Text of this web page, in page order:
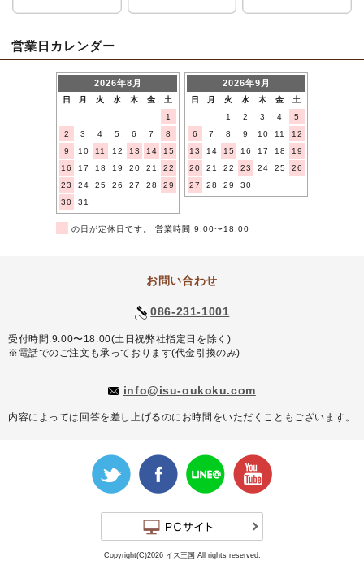
営業日カレンダー
2026年8月
日 月 火 水 木 金
土
1
2
3 4 5 6 7
8
9
10 11 12 13 14
15
16
17 18 19 20 21
22
23
24 25 26 27 28
29
30
31
2026年9月
日 月 火 水 木 金
土
1
2 3 4
5
6
7 8 9 10 11
12
13
14 15 16 17 18
19
20
21 22 23 24 25
26
27
28 29 30
の日が定休日です。 営業時間 9:00〜18:00
お問い合わせ
086-231-1001
受付時間:9:00〜18:00(土日祝弊社指定日を除く)
※電話でのご注文も承っております(代金引換のみ)
info@isu-oukoku.com
内容によっては回答を差し上げるのにお時間をいただくこともございます。
Copyright(C)2026 イス王国 All rights reserved.